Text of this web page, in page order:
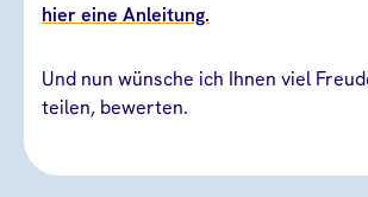
hier eine Anleitung.
Und nun wünsche ich Ihnen viel
teilen, bewerten.